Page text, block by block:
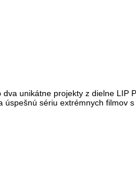
unikátne projekty z dielne LIP
sériu extrémnych filmov